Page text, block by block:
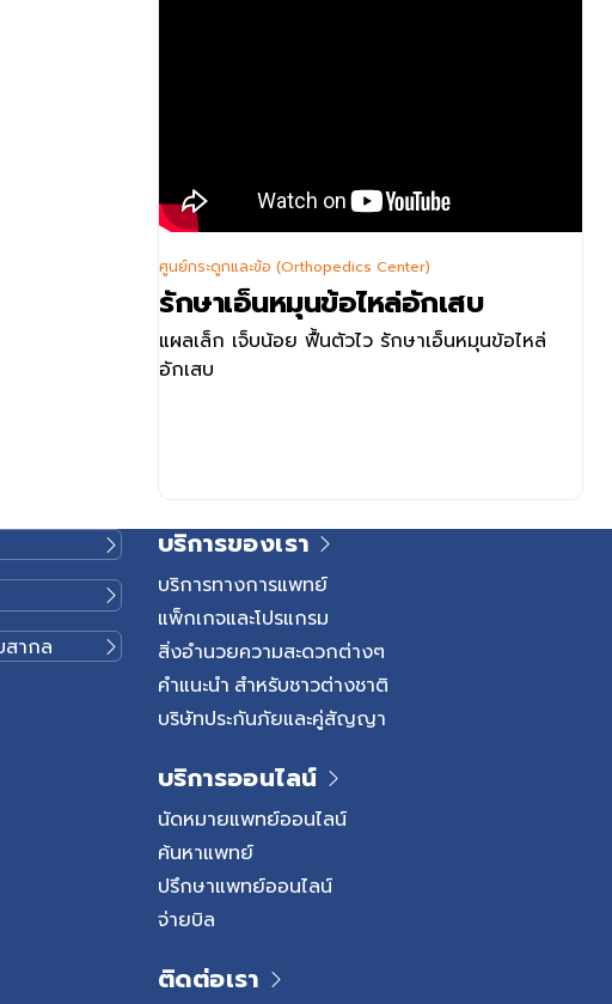
ติดต่อสอบถามเพิ่มเติมได้ที่
ศูนย์โรคกระดูกและข้อ ชั้น 2 อาคาร King of Bones
โรงพยาบาลเวชธานี
โทร. 02-734-0000 ต่อ 2298 , 2299
รักษาเอ็นหมุนข้อไหล่อักเสบ
แผลเล็ก เจ็บน้อย ฟื้นตัวไว รักษาเอ็นหมุนข้อไหล่
อักเสบ
ศูนย์กระดูกและข้อ (Orthopedics Center)
สากล
บริการของเรา
บริการทางการแพทย์
แพ็กเกจและโปรแกรม
สิ่งอำนวยความสะดวกต่างๆ
คำแนะนำ สำหรับชาวต่างชาติ
บริษัทประกันภัยและคู่สัญญา
บริการออนไลน์
นัดหมายแพทย์ออนไลน์
ค้นหาแพทย์
ปรึกษาแพทย์ออนไลน์
จ่ายบิล
ติดต่อเรา